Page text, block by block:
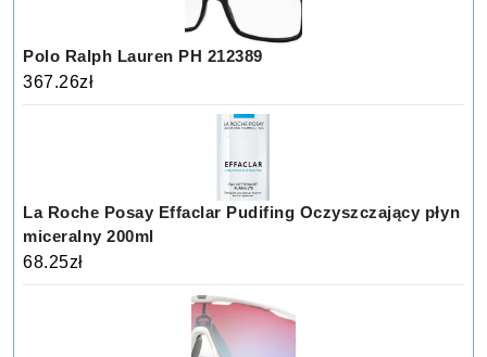
Polo Ralph Lauren PH 212389
367.26zł
La Roche Posay Effaclar Pudifing Oczyszczający płyn
miceralny 200ml
68.25zł